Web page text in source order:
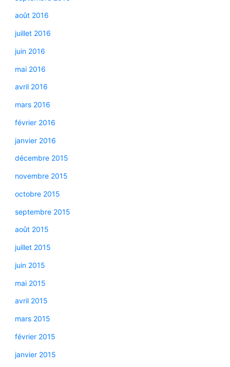
août 2016
juillet 2016
juin 2016
mai 2016
avril 2016
mars 2016
février 2016
janvier 2016
décembre 2015
novembre 2015
octobre 2015
septembre 2015
août 2015
juillet 2015
juin 2015
mai 2015
avril 2015
mars 2015
février 2015
janvier 2015